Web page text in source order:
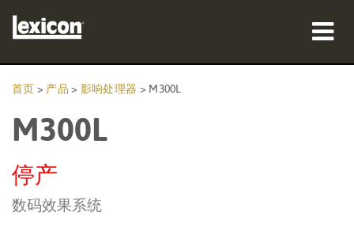
产品
哪里购买
首页 > 产品 > 影响处理器 > M300L
M300L
停产
数码效果系统